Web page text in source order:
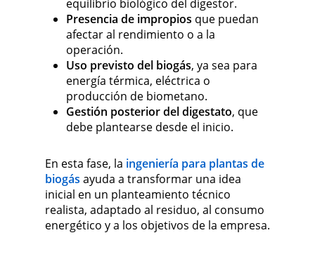
equilibrio biológico del digestor.
Presencia de impropios que puedan
afectar al rendimiento o a la
operación.
Uso previsto del biogás, ya sea para
energía térmica, eléctrica o
producción de biometano.
Gestión posterior del digestato, que
debe plantearse desde el inicio.
En esta fase, la ingeniería para plantas de
biogás ayuda a transformar una idea
inicial en un planteamiento técnico
realista, adaptado al residuo, al consumo
energético y a los objetivos de la empresa.